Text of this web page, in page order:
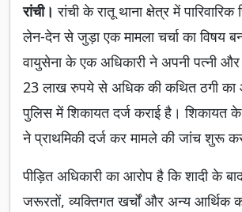
रांची। रांची के रातू थाना क्षेत्र में
लेन-देन से जुड़ा एक मामला चर्चा का विषय
वायुसेना के एक अधिकारी ने अपनी पत्नी
23 लाख रुपये से अधिक की कथित ठगी का
पुलिस में शिकायत दर्ज कराई है। शिकायत
ने प्राथमिकी दर्ज कर मामले की जांच शुरू
पीड़ित अधिकारी का आरोप है कि शादी के बाद
जरूरतों, व्यक्तिगत खर्चों और अन्य आर्थिक